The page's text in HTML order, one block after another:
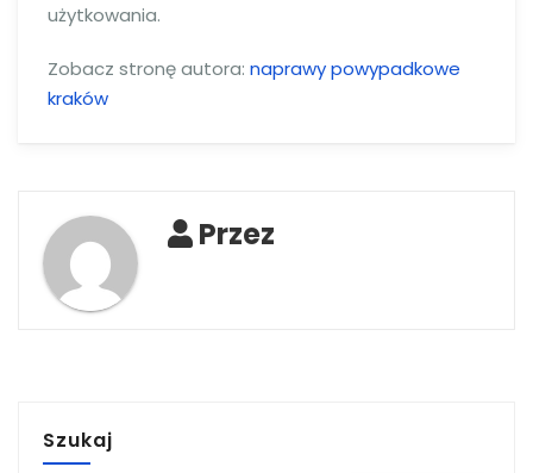
użytkowania.
Zobacz stronę autora: naprawy powypadkowe
kraków
Przez
Szukaj